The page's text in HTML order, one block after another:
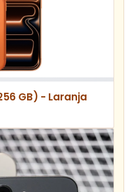
GB) - Laranja